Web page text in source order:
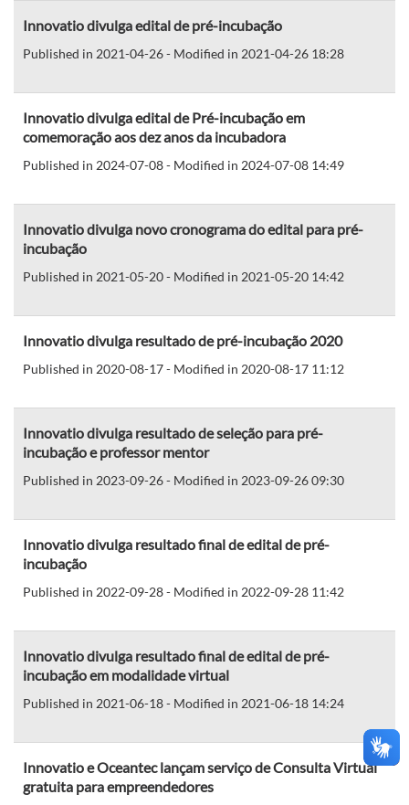
Innovatio divulga edital de pré-incubação
Published in 2021-04-26 - Modified in 2021-04-26 18:28
Innovatio divulga edital de Pré-incubação em
comemoração aos dez anos da incubadora
Published in 2024-07-08 - Modified in 2024-07-08 14:49
Innovatio divulga novo cronograma do edital para pré-
incubação
Published in 2021-05-20 - Modified in 2021-05-20 14:42
Innovatio divulga resultado de pré-incubação 2020
Published in 2020-08-17 - Modified in 2020-08-17 11:12
Innovatio divulga resultado de seleção para pré-
incubação e professor mentor
Published in 2023-09-26 - Modified in 2023-09-26 09:30
Innovatio divulga resultado final de edital de pré-
incubação
Published in 2022-09-28 - Modified in 2022-09-28 11:42
Innovatio divulga resultado final de edital de pré-
incubação em modalidade virtual
Published in 2021-06-18 - Modified in 2021-06-18 14:24
Innovatio e Oceantec lançam serviço de Consulta Virtual
gratuita para empreendedores